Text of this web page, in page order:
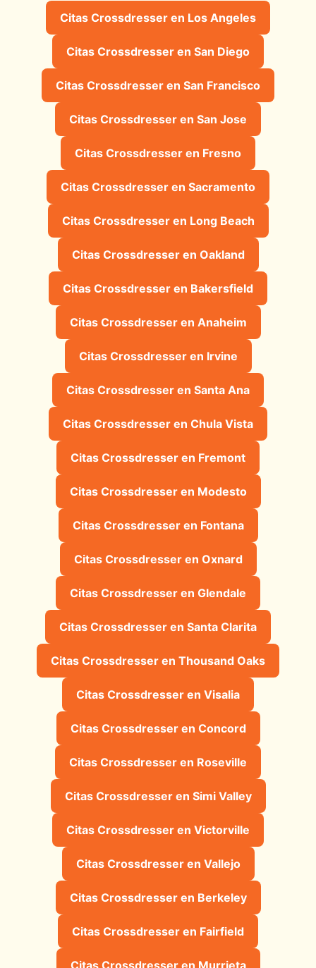
Citas Crossdresser en Los Angeles
Citas Crossdresser en San Diego
Citas Crossdresser en San Francisco
Citas Crossdresser en San Jose
Citas Crossdresser en Fresno
Citas Crossdresser en Sacramento
Citas Crossdresser en Long Beach
Citas Crossdresser en Oakland
Citas Crossdresser en Bakersfield
Citas Crossdresser en Anaheim
Citas Crossdresser en Irvine
Citas Crossdresser en Santa Ana
Citas Crossdresser en Chula Vista
Citas Crossdresser en Fremont
Citas Crossdresser en Modesto
Citas Crossdresser en Fontana
Citas Crossdresser en Oxnard
Citas Crossdresser en Glendale
Citas Crossdresser en Santa Clarita
Citas Crossdresser en Thousand Oaks
Citas Crossdresser en Visalia
Citas Crossdresser en Concord
Citas Crossdresser en Roseville
Citas Crossdresser en Simi Valley
Citas Crossdresser en Victorville
Citas Crossdresser en Vallejo
Citas Crossdresser en Berkeley
Citas Crossdresser en Fairfield
Citas Crossdresser en Murrieta